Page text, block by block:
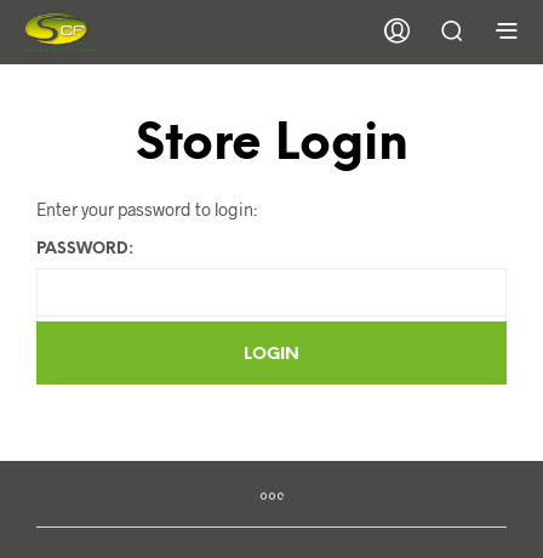
Store Login
Enter your password to login:
PASSWORD: